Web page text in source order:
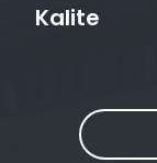
Kalite